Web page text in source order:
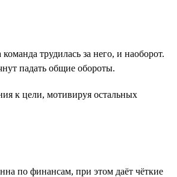
трудилась за него, и наоборот.
падать общие обороты.
к цели, мотивируя остальных
по финансам, при этом даёт чёткие